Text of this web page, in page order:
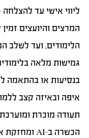
ליווי אישי עד להצלחה
המרצים והיועצים
הלימודים, ועד לשלב
גמישות מלאה
בנסיעות או בהתאמה
איפה ובאיזה קצב
תעודה מוכרת ומוערכת
הכשרה ב-AI ומחזקת את הקורות חיים שלך.